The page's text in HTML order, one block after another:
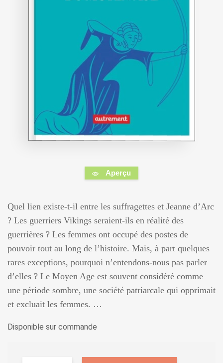
Aperçu
Quel lien existe-t-il entre les suffragettes et Jeanne d’Arc
? Les guerriers Vikings seraient-ils en réalité des
guerrières ? Les femmes ont occupé des postes de
pouvoir tout au long de l’histoire. Mais, à part quelques
rares exceptions, pourquoi n’entendons-nous pas parler
d’elles ? Le Moyen Age est souvent considéré comme
une période sombre, une société patriarcale qui opprimait
et excluait les femmes. …
Disponible sur commande